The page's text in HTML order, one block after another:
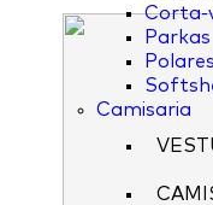
Corta-
Parkas
Polares
Camisaria